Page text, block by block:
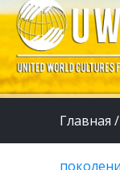
Главная /